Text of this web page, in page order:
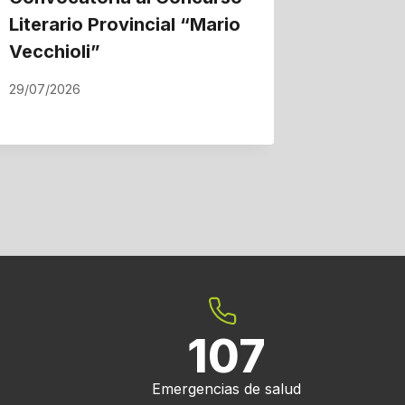
Literario Provincial “Mario
Vecchioli”
29/07/2026
107
Emergencias de salud